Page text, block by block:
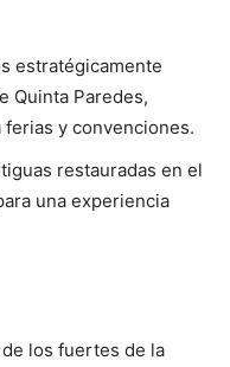
estratégicamente
Quinta Paredes,
y convenciones.
restauradas en el
una experiencia
los fuertes de la